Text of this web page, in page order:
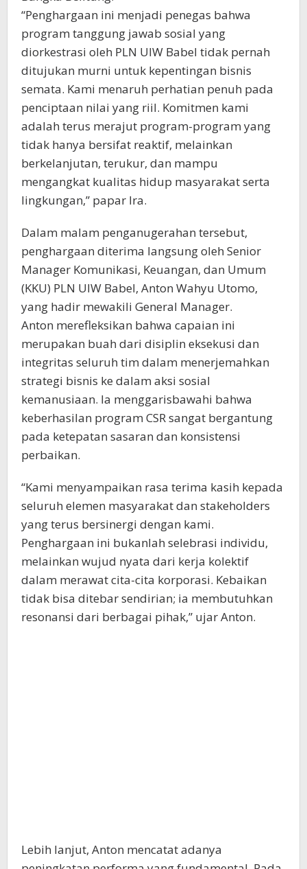
“Penghargaan ini menjadi penegas bahwa
program tanggung jawab sosial yang
diorkestrasi oleh PLN UIW Babel tidak pernah
ditujukan murni untuk kepentingan bisnis
semata. Kami menaruh perhatian penuh pada
penciptaan nilai yang riil. Komitmen kami
adalah terus merajut program-program yang
tidak hanya bersifat reaktif, melainkan
berkelanjutan, terukur, dan mampu
mengangkat kualitas hidup masyarakat serta
lingkungan,” papar Ira.
Dalam malam penganugerahan tersebut,
penghargaan diterima langsung oleh Senior
Manager Komunikasi, Keuangan, dan Umum
(KKU) PLN UIW Babel, Anton Wahyu Utomo,
yang hadir mewakili General Manager.
Anton merefleksikan bahwa capaian ini
merupakan buah dari disiplin eksekusi dan
integritas seluruh tim dalam menerjemahkan
strategi bisnis ke dalam aksi sosial
kemanusiaan. Ia menggarisbawahi bahwa
keberhasilan program CSR sangat bergantung
pada ketepatan sasaran dan konsistensi
perbaikan.
“Kami menyampaikan rasa terima kasih kepada
seluruh elemen masyarakat dan stakeholders
yang terus bersinergi dengan kami.
Penghargaan ini bukanlah selebrasi individu,
melainkan wujud nyata dari kerja kolektif
dalam merawat cita-cita korporasi. Kebaikan
tidak bisa ditebar sendirian; ia membutuhkan
resonansi dari berbagai pihak,” ujar Anton.
Lebih lanjut, Anton mencatat adanya